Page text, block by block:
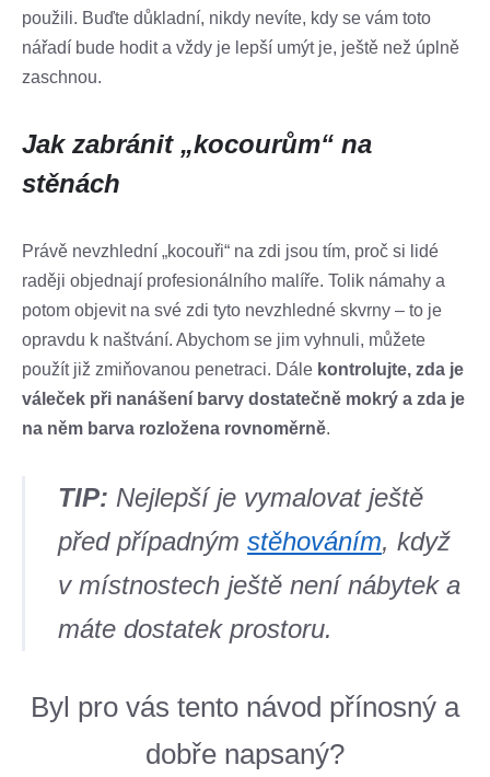
použili. Buďte důkladní, nikdy nevíte, kdy se vám toto
nářadí bude hodit a vždy je lepší umýt je, ještě než úplně
zaschnou.
Jak zabránit „kocourům“ na
stěnách
Právě nevzhlední „kocouři“ na zdi jsou tím, proč si lidé
raději objednají profesionálního malíře. Tolik námahy a
potom objevit na své zdi tyto nevzhledné skvrny – to je
opravdu k naštvání. Abychom se jim vyhnuli, můžete
použít již zmiňovanou penetraci. Dále kontrolujte, zda je
váleček při nanášení barvy dostatečně mokrý a zda je
na něm barva rozložena rovnoměrně.
TIP: Nejlepší je vymalovat ještě
před případným stěhováním, když
v místnostech ještě není nábytek a
máte dostatek prostoru.
Byl pro vás tento návod přínosný a
dobře napsaný?